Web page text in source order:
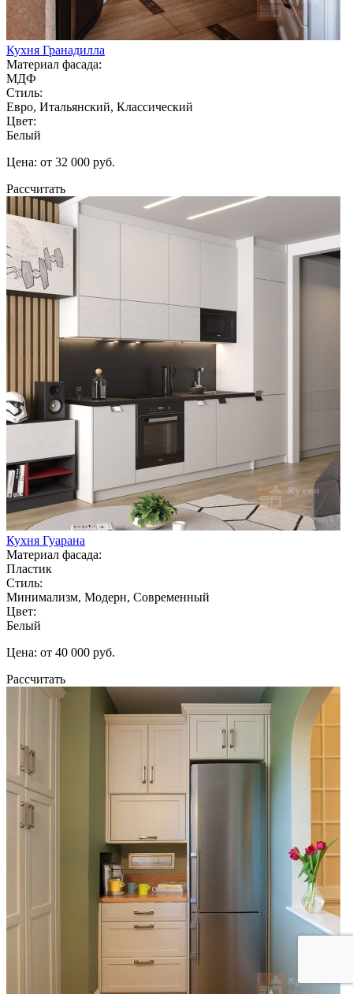
Кухня Гранадилла
Материал фасада:
МДФ
Стиль:
Евро, Итальянский, Классический
Цвет:
Белый
Цена: от 32 000 руб.
Рассчитать
Кухня Гуарана
Материал фасада:
Пластик
Стиль:
Минимализм, Модерн, Современный
Цвет:
Белый
Цена: от 40 000 руб.
Рассчитать